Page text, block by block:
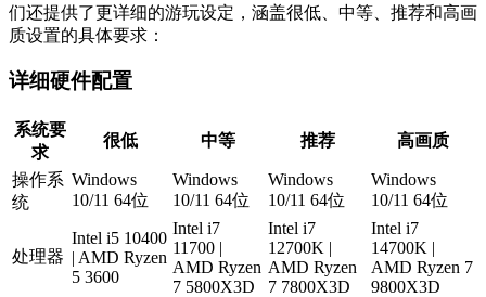
们还提供了更详细的游玩设定，涵盖很低、中等、推荐和高画
质设置的具体要求：
详细硬件配置
系统要
求
很低 中等 推荐 高画质
操作系
统
Windows
10/11 64位
Windows
10/11 64位
Windows
10/11 64位
Windows
10/11 64位
处理器
Intel i5 10400
| AMD Ryzen
5 3600
Intel i7
11700 |
AMD Ryzen
7 5800X3D
Intel i7
12700K |
AMD Ryzen
7 7800X3D
Intel i7
14700K |
AMD Ryzen 7
9800X3D